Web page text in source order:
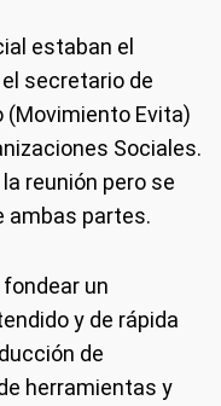
estaban el
secretario de
(Movimiento Evita)
Sociales.
reunión pero se
ambas partes.
un
y de rápida
de
herramientas y